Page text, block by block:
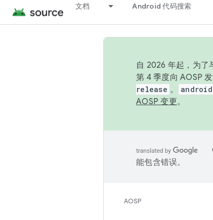
文档 Android 代码搜索
自 2026 年起，为了
第 4 季度向 AOSP
release 。
AOSP 变更。
能包含错误。
AOSP